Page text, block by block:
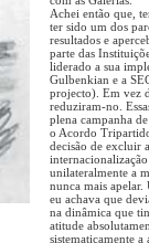
Achei então que,
ter sido um dos
resultados e
parte das
liderado a sua
Gulbenkian e a
projecto). Em vez
reduziram-no.
plena campanha
o Acordo
decisão de excluir
unilateralmente a
nunca mais
eu achava que
na dinâmica que
atitude
sistematicamente a